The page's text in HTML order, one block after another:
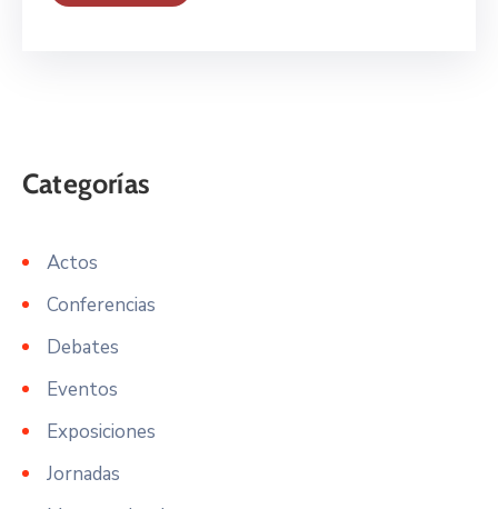
Actos
Conferencias
Debates
Eventos
Exposiciones
Jornadas